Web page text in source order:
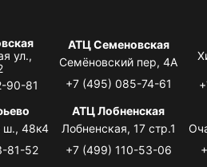
ул.,
90-81
АТЦ Семеновская
Семёновский пер, 4А
+7 (495) 085-74-61
ш., 48к4
81-52
АТЦ Лобненская
Лобненская, 17 стр.1
+7 (499) 110-53-06